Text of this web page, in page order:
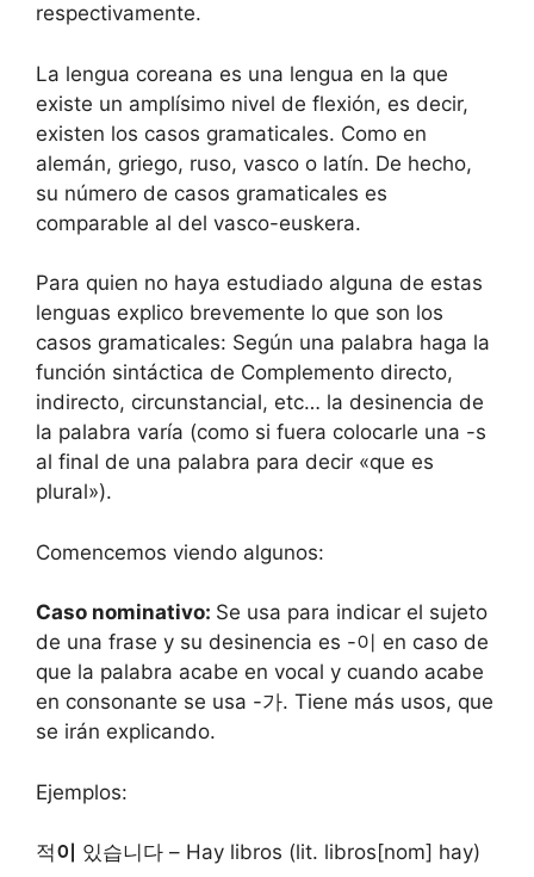
respectivamente.
La lengua coreana es una lengua en la que
existe un amplísimo nivel de flexión, es decir,
existen los casos gramaticales. Como en
alemán, griego, ruso, vasco o latín. De hecho,
su número de casos gramaticales es
comparable al del vasco-euskera.
Para quien no haya estudiado alguna de estas
lenguas explico brevemente lo que son los
casos gramaticales: Según una palabra haga la
función sintáctica de Complemento directo,
indirecto, circunstancial, etc… la desinencia de
la palabra varía (como si fuera colocarle una -s
al final de una palabra para decir «que es
plural»).
Comencemos viendo algunos:
Caso nominativo: Se usa para indicar el sujeto
de una frase y su desinencia es -이 en caso de
que la palabra acabe en vocal y cuando acabe
en consonante se usa -가. Tiene más usos, que
se irán explicando.
Ejemplos:
적이 있습니다 – Hay libros (lit. libros[nom] hay)